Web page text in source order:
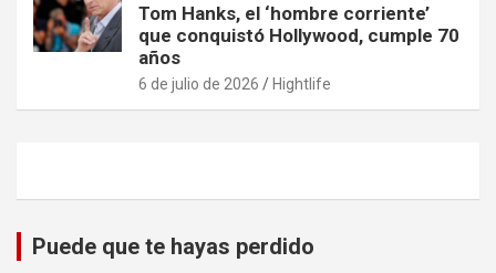
Tom Hanks, el ‘hombre corriente’
que conquistó Hollywood, cumple 70
años
6 de julio de 2026 Hightlife
Puede que te hayas perdido